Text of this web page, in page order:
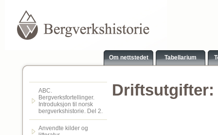
Om nettstedet Tabellarium
ABC.
Bergverksfortellinger.
Introduksjon til norsk
bergverkshistorie. Del 2.
Anvendte kilder og
Driftsutgifter: